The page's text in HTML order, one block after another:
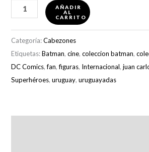
Juan
Carlos
Batman
(Solo
Figura)
cantidad
AÑADIR
AL
CARRITO
Categoría:Cabezones
Etiquetas:Batman,cine,coleccion batman,
DC Comics,fan,figuras, Internacional,juan
Superhéroes,uruguay,uruguayadas